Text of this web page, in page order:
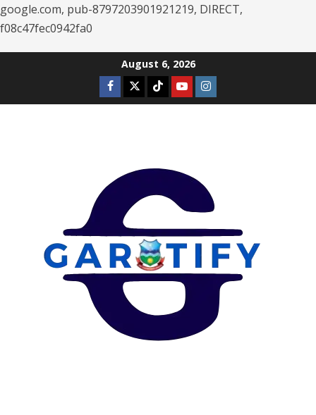
google.com, pub-8797203901921219, DIRECT,
f08c47fec0942fa0
August 6, 2026
Facebook
TwitterTiktokYoutubeInstagram